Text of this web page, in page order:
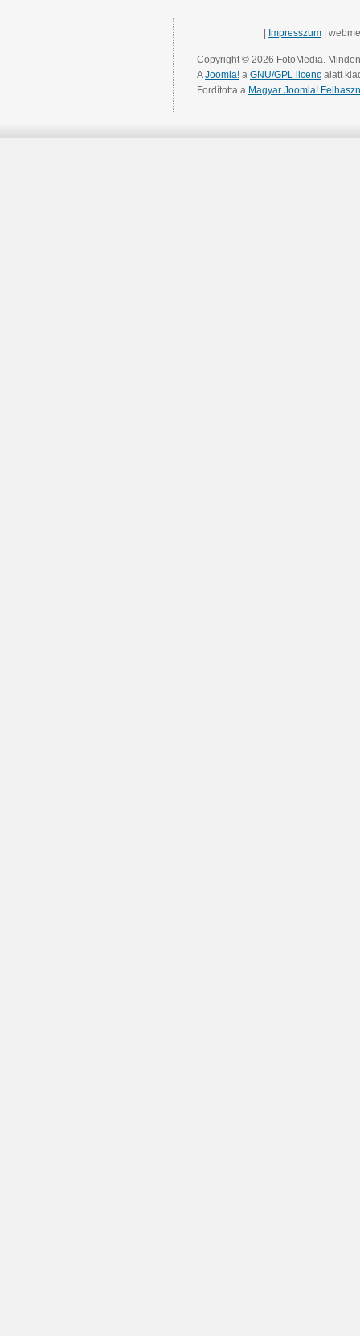
Impresszum |
Copyright © 2026 FotoMedia.
AJoomla! a GNU/GPL licenc alatt
Fordította a Magyar Joomla!